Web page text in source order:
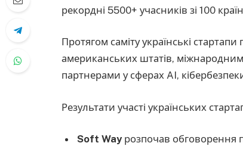
рекордні 5500+ учасників зі 100 країн
Протягом саміту українські
американських штатів,
партнерами у сферах AI,
Результати участі українських
Soft Way розпочав обговорення